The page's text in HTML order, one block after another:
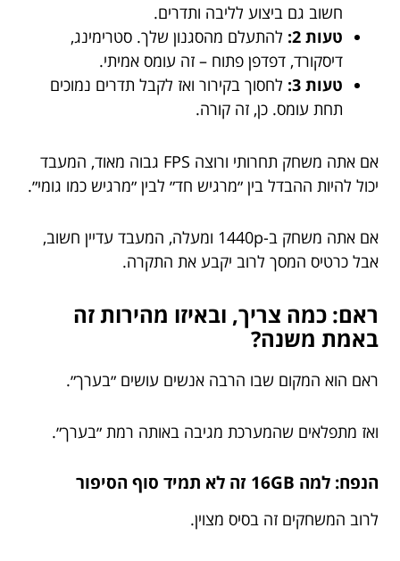
חשוב גם ביצוע לליבה ותדרים.
טעות 2:
להתעלם מהסגנון שלך. סטרימינג,
דיסקורד, דפדפן פתוח – זה עומס אמיתי.
טעות 3:
לחסוך בקירור ואז לקבל תדרים נמוכים
תחת עומס. כן, זה קורה.
אם אתה משחק תחרותי ורוצה FPS גבוה מאוד, המעבד
יכול להיות ההבדל בין ״מרגיש חד״ לבין ״מרגיש כמו גומי״.
אם אתה משחק ב-1440p ומעלה, המעבד עדיין חשוב,
אבל כרטיס המסך לרוב יקבע את התקרה.
ראם: כמה צריך, ובאיזו מהירות זה
באמת משנה?
ראם הוא המקום שבו הרבה אנשים עושים ״בערך״.
ואז מתפלאים שהמערכת מגיבה באותה רמת ״בערך״.
הנפח: למה 16GB זה לא תמיד סוף הסיפור
לרוב המשחקים זה בסיס מצוין.